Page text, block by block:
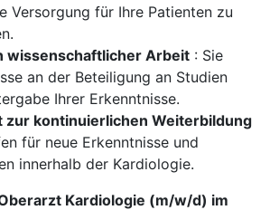
Versorgung für Ihre Patienten zu
wissenschaftlicher Arbeit : Sie
an der Beteiligung an Studien
Ihrer Erkenntnisse.
zur kontinuierlichen Weiterbildung
für neue Erkenntnisse und
innerhalb der Kardiologie.
Kardiologie (m/w/d) im